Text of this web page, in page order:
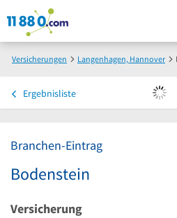
Versicherungen Langenhagen, Hannover
Ergebnisliste
Branchen-Eintrag
Bodenstein
Versicherung